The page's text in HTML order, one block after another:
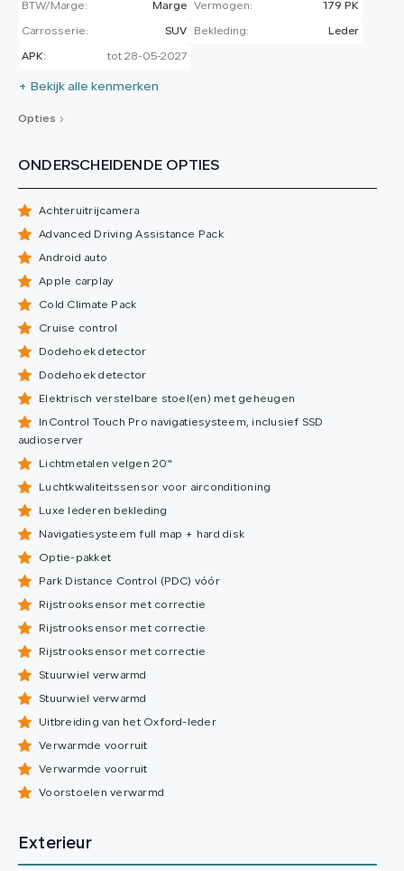
BTW/Marge: Marge Vermogen: 179 PK
Carrosserie: SUV Bekleding: Leder
APK: tot 28-05-2027
+ Bekijk alle kenmerken
Opties
ONDERSCHEIDENDE OPTIES
Achteruitrijcamera
Advanced Driving Assistance Pack
Android auto
Apple carplay
Cold Climate Pack
Cruise control
Dodehoek detector
Dodehoek detector
Elektrisch verstelbare stoel(en) met geheugen
InControl Touch Pro navigatiesysteem, inclusief SSD
audioserver
Lichtmetalen velgen 20"
Luchtkwaliteitssensor voor airconditioning
Luxe lederen bekleding
Navigatiesysteem full map + hard disk
Optie-pakket
Park Distance Control (PDC) vóór
Rijstrooksensor met correctie
Rijstrooksensor met correctie
Rijstrooksensor met correctie
Stuurwiel verwarmd
Stuurwiel verwarmd
Uitbreiding van het Oxford-leder
Verwarmde voorruit
Verwarmde voorruit
Voorstoelen verwarmd
Exterieur